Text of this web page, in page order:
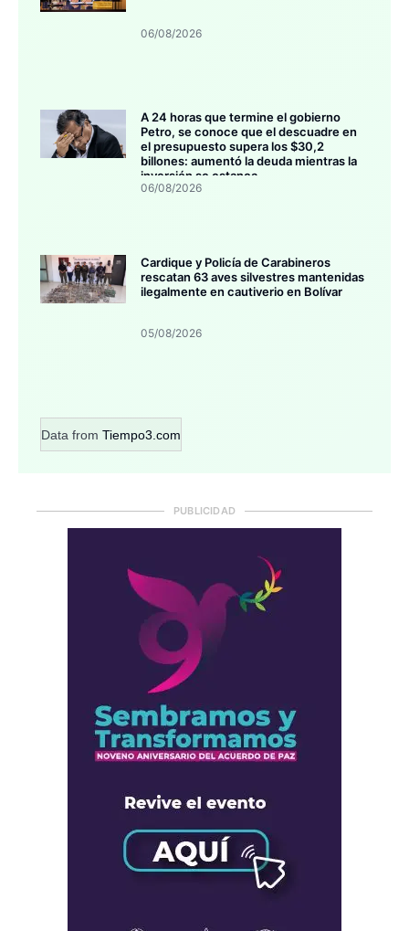
06/08/2026
A 24 horas que termine el gobierno
Petro, se conoce que el descuadre en
el presupuesto supera los $30,2
billones: aumentó la deuda mientras la
inversión se estanca
06/08/2026
Cardique y Policía de Carabineros
rescatan 63 aves silvestres mantenidas
ilegalmente en cautiverio en Bolívar
05/08/2026
Data from Tiempo3.com
PUBLICIDAD